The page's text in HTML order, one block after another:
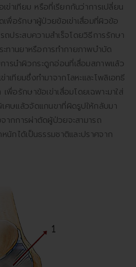
าเทียม หรือที่เรียกกันว่าการเปลี่ยน
เพื่อรักษาผู้ป่วยข้อเข่าเสื่อมที่ผิวข้อ
ถประสบความสำเร็จโดยวิธีการรักษา
ะทานยาหรือการทำกายภาพบำบัด
ารนำผิวกระดูกอ่อนที่เสื่อมสภาพแล้ว
เทียมซึ่งทำมาจากโลหะและโพลิเอทธี
อรักษาข้อเข่าเสื่อมโดยเฉพาะมาใส่
ศษแล้วจัดแกนขาที่ผิดรูปให้กลับมา
ากการผ่าตัดผู้ป่วยจะสามารถ
หนักได้เป็นธรรมชาติและปราศจาก